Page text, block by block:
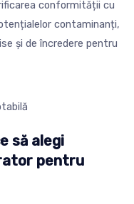
conformității cu
contaminanți,
și de încredere pentru
să alegi
pentru